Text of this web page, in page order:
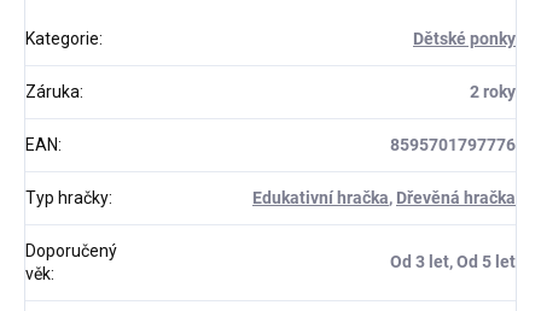
Kategorie: Dětské ponky
Záruka: 2 roky
EAN: 8595701797776
Typ hračky: Edukativní hračka, Dřevěná hračka
Doporučený
věk:
Od 3 let, Od 5 let